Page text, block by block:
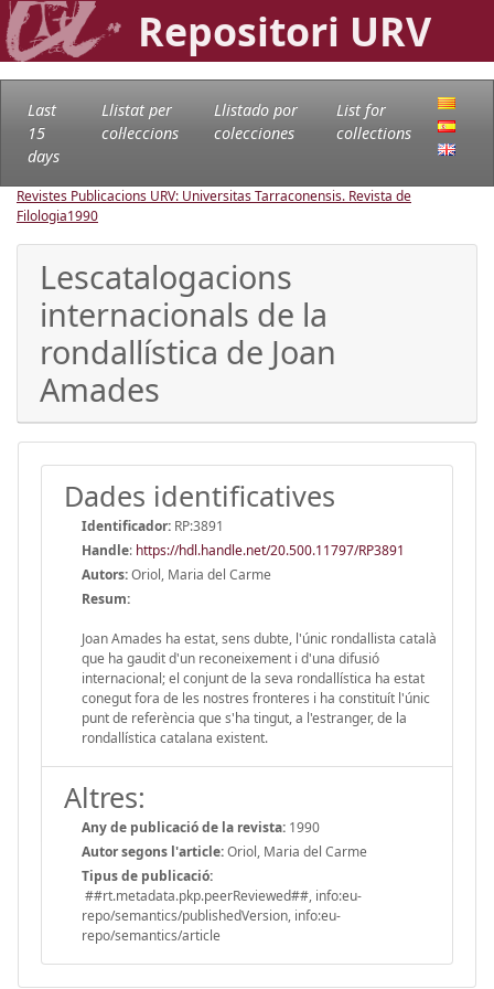
Repositori URV
Last
15
days
Llistat per
col·leccions
Llistado por
colecciones
List for
collections
Revistes Publicacions URV: Universitas Tarraconensis. Revista de
Filologia1990
Lescatalogacions
internacionals de la
rondallística de Joan
Amades
Dades identificatives
Identificador: RP:3891
Handle: https://hdl.handle.net/20.500.11797/RP3891
Autors:Oriol, Maria del Carme
Resum:
Joan Amades ha estat, sens dubte, l'únic rondallista català
que ha gaudit d'un reconeixement i d'una difusió
internacional; el conjunt de la seva rondallística ha estat
conegut fora de les nostres fronteres i ha constituít l'únic
punt de referència que s'ha tingut, a l'estranger, de la
rondallística catalana existent.
Altres:
Any de publicació de la revista: 1990
Autor segons l'article:Oriol, Maria del Carme
Tipus de publicació:
##rt.metadata.pkp.peerReviewed##, info:eu-
repo/semantics/publishedVersion, info:eu-
repo/semantics/article